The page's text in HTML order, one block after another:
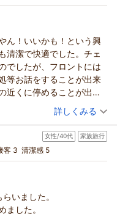
（返信日：2026/02/25）
し
/税込)
利用いただきまして誠に
して、ご満足頂けたよ
今後も、お客様により
ますので、またお近く
利用くださいませ。また
申し上げております。
（返信日：2026/02/21）
ん！いいかも！という興
清潔で快適でした。チェ
でしたが、フロントには
等お話をすることが出来
近くに停めることが出来
が出来たので便利でし
（投稿日：2026/02/15）
の拠点に♪軽食＆ホットドリ
し
用いただきまして誠に
詳しくみる
女性/40代 家族旅行
客 3 清潔感 5
いました。
ました。